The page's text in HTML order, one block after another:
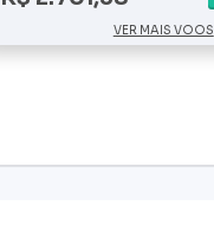
VER MAIS VOOS